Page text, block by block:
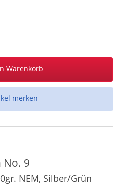
Warenkorb
merken
No. 9
NEM, Silber/Grün